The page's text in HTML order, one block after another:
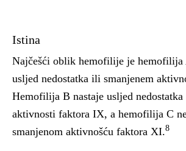
Istina
Najčešći oblik hemofilije je hemofilija
usljed nedostatka ili smanjenem
Hemofilija B nastaje usljed
aktivnosti faktora IX, a hemofilija C
smanjenom aktivnošću faktora XI.8